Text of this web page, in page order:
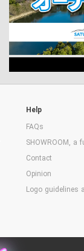
Help
FAQs
SHOWROOM, a
Contact
Opinion
Logo guidelines